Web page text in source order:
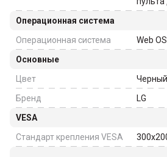
Пульт
Операционная система
Операционная система
Web OS
Основные
Цвет
Черный
Бренд
LG
VESA
Стандарт крепления VESA